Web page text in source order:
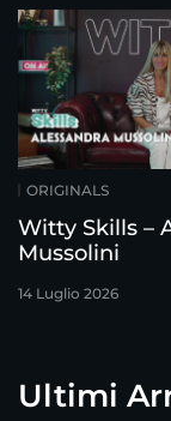
ORIGINALS
Witty Skills –
Mussolini
14 Luglio 2026
Ultimi